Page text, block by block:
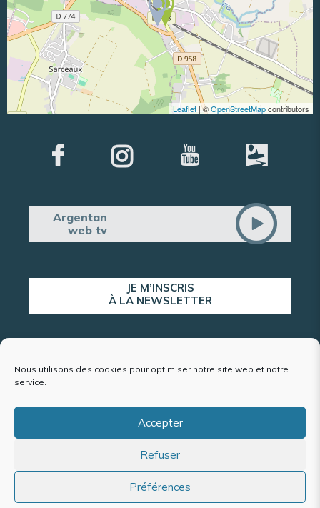
Nous utilisons des cookies pour optimiser notre site web et notre
service.
Accepter
Refuser
Préférences
Leaflet | ©OpenStreetMapcontributors
Argentan
web tv
JE M’INSCRIS
À LA NEWSLETTER
ALERTE POPULATION
Mentions légales et politique de confidentialité
Accessibilité : conformité partielle
Politique de cookies (UE)